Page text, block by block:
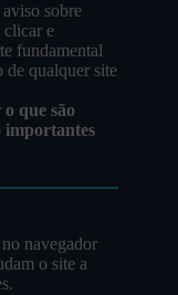
sobre
clicar e
fundamental
de qualquer site
o que são
importantes
navegador
o site a